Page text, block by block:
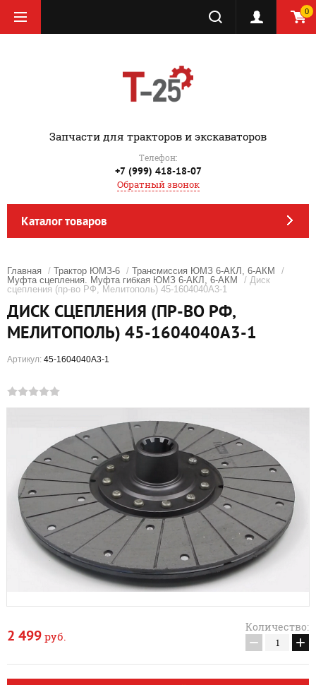
0
‎Запчасти для тракторов и экскаваторов
Телефон:
+7 (999) 418-18-07
Обратный звонок
Каталог товаров
Главная / Трактор ЮМЗ-6 / Трансмиссия ЮМЗ 6-АКЛ, 6-АКМ
/
Муфта сцепления. Муфта гибкая ЮМЗ 6-АКЛ, 6-АКМ
/ Диск
сцепления (пр-во РФ, Мелитополь) 45-1604040А3-1
ДИСК СЦЕПЛЕНИЯ (ПР-ВО РФ,
МЕЛИТОПОЛЬ) 45-1604040А3-1
Артикул: 45-1604040А3-1
2 499 руб.
Количество:
− +